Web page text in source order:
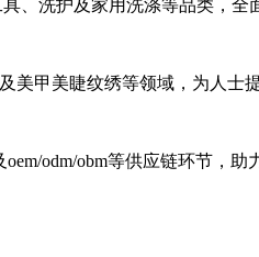
、洗护及家用洗涤等品类，全
美甲美睫纹绣等领域，为人士
odm/obm等供应链环节，助